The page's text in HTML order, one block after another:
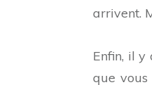
arrivent.
Enfin, il y
que vous